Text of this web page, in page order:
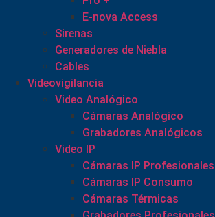
E-nova Access
Sirenas
Generadores de Niebla
Cables
Videovigilancia
Video Analógico
Cámaras Analógico
Grabadores Analógicos
Video IP
Cámaras IP Profesionales
Cámaras IP Consumo
Cámaras Térmicas